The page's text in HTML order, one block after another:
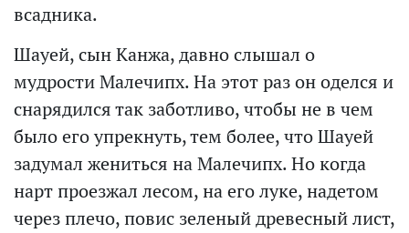
всадника.
Шауей, сын Канжа, давно слышал о
мудрости Малечипх. На этот раз он оделся и
снарядился так заботливо, чтобы не в чем
было его упрекнуть, тем более, что Шауей
задумал жениться на Малечипх. Но когда
нарт проезжал лесом, на его луке, надетом
через плечо, повис зеленый древесный лист,